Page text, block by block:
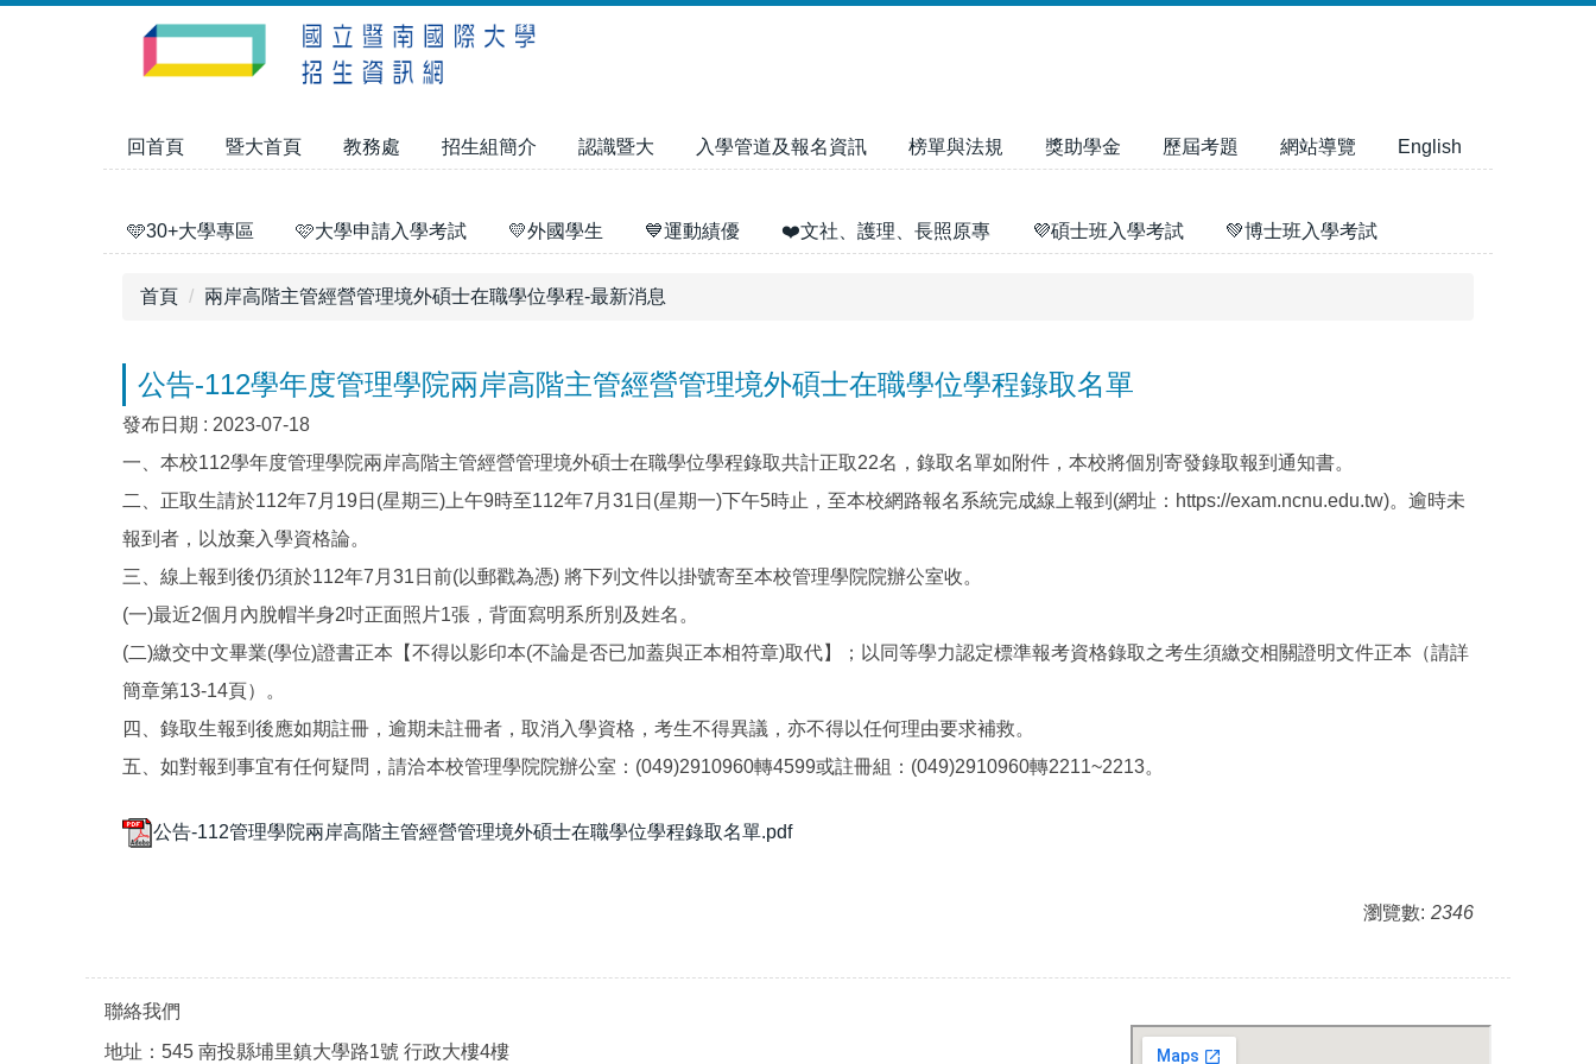
回首頁 暨大首頁 教務處 招生組簡介 認識暨大 入學管道及報名資訊 榜單與法規 獎助學金 歷屆考題 網站導覽 English
🩵30+大學專區 🩷大學申請入學考試 💛外國學生 💙運動績優 ❤️文社、護理、長照原專 💜碩士班入學考試 💚博士班入學考試
首頁 兩岸高階主管經營管理境外碩士在職學位學程-最新消息
公告-112學年度管理學院兩岸高階主管經營管理境外碩士在職學位學程錄取名單
發布日期 : 2023-07-18
一、本校112學年度管理學院兩岸高階主管經營管理境外碩士在職學位學程錄取共計正取22名，錄取名單如附件，本校將個別寄發錄取報到通知書。
二、正取生請於112年7月19日(星期三)上午9時至112年7月31日(星期一)下午5時止，至本校網路報名系統完成線上報到(網址：https://exam.ncnu.edu.tw)。逾時未
報到者，以放棄入學資格論。
三、線上報到後仍須於112年7月31日前(以郵戳為憑) 將下列文件以掛號寄至本校管理學院院辦公室收。
(一)最近2個月內脫帽半身2吋正面照片1張，背面寫明系所別及姓名。
(二)繳交中文畢業(學位)證書正本【不得以影印本(不論是否已加蓋與正本相符章)取代】；以同等學力認定標準報考資格錄取之考生須繳交相關證明文件正本（請詳
簡章第13-14頁）。
四、錄取生報到後應如期註冊，逾期未註冊者，取消入學資格，考生不得異議，亦不得以任何理由要求補救。
五、如對報到事宜有任何疑問，請洽本校管理學院院辦公室：(049)2910960轉4599或註冊組：(049)2910960轉2211~2213。
公告-112管理學院兩岸高階主管經營管理境外碩士在職學位學程錄取名單.pdf
瀏覽數: 2346
聯絡我們
地址：545 南投縣埔里鎮大學路1號 行政大樓4樓